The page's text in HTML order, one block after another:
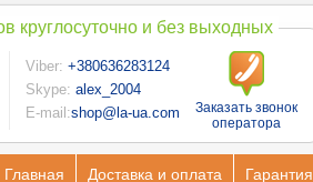
круглосуточно и без выходных
Viber: +380636283124
Skype: alex_2004
E-mail:shop@la-ua.com
Заказать звонок
оператора
Главная Доставка и оплата Гарантия